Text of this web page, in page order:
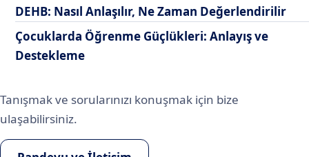
DEHB: Nasıl Anlaşılır, Ne Zaman Değerlendirilir
Çocuklarda Öğrenme Güçlükleri: Anlayış ve
Destekleme
Tanışmak ve sorularınızı konuşmak için bize
ulaşabilirsiniz.